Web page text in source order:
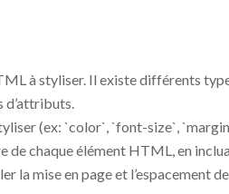
à styliser. Il existe différents
d’attributs.
(ex: `color`, `font-size`,
chaque élément HTML, en
mise en page et l’espacement